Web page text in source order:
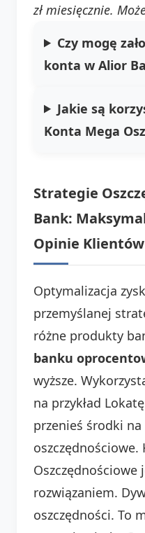
zł miesięcznie.
Czy mogę
konta w Alior
Jakie są
Konta Mega
Strategie
Bank:
Opinie Klientów
Optymalizacja
przemyślanej
różne produkty
banku
wyższe.
na przykład
przenieś środki
oszczędnościowe.
Oszczędnościowe
rozwiązaniem.
oszczędności. To